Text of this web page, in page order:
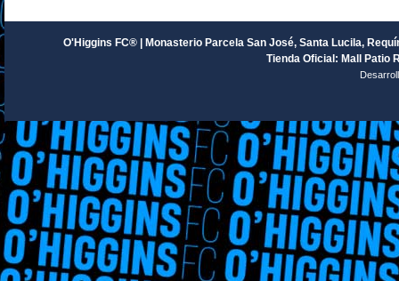
O'Higgins FC® | Monasterio Parcela San José, Santa Lucila,
Tienda Oficial: Mall Patio